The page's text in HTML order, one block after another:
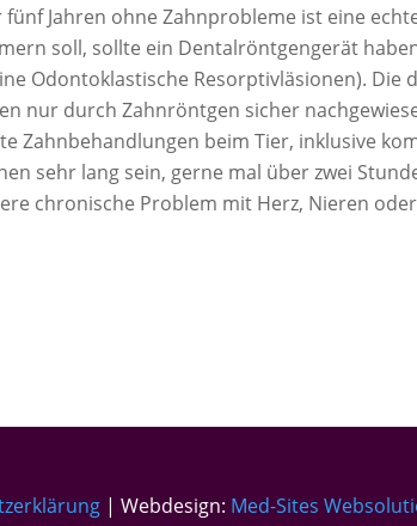
Jahren ohne Zahnprobleme ist eine
soll, sollte ein Dentalröntgengerät
Odontoklastische Resorptivläsionen). Die
nur durch Zahnröntgen sicher
Zahnbehandlungen beim Tier, inklusive
sehr lang sein, gerne mal über zwei
chronische Problem mit Herz, Nieren
| Webdesign: Med-Sites